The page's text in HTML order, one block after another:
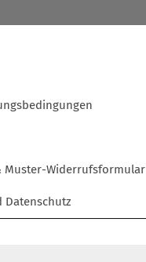
Muster-Widerrufsformular
Datenschutz